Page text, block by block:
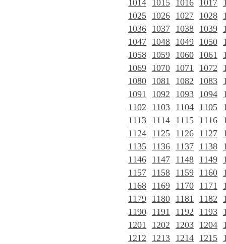
1014 1015 1016 1017
1025 1026 1027 1028
1036 1037 1038 1039
1047 1048 1049 1050
1058 1059 1060 1061
1069 1070 1071 1072
1080 1081 1082 1083
1091
1092 1093 1094
1102
1103 1104 1105
1113 1114 1115 1116
1124 1125 1126 1127
1135 1136 1137 1138
1146 1147 1148 1149
1157 1158 1159 1160
1168 1169 1170 1171
1179 1180 1181 1182
1190 1191 1192 1193
1201
1202 1203 1204
1212
1213 1214 1215